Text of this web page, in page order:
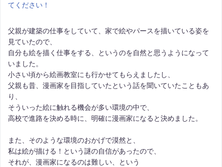
てください！
父親が建築の仕事をしていて、家で絵やパースを描いている姿を
見ていたので、
自分も絵を描く仕事をする、というのを自然と思うようになって
いました。
小さい頃から絵画教室にも行かせてもらえましたし、
父親も昔、漫画家を目指していたという話を聞いていたこともあ
り、
そういった絵に触れる機会が多い環境の中で、
高校で進路を決める時に、明確に漫画家になると決めました。
また、そのような環境のおかげで漠然と、
私は絵が描ける！という謎の自信があったので、
それが、漫画家になるのは難しい、という